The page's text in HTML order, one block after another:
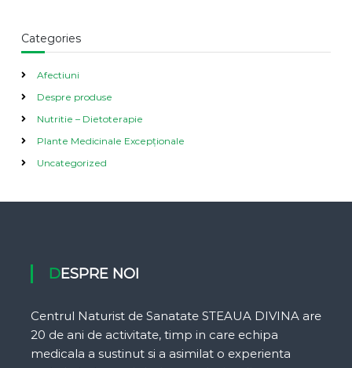
Categories
Afectiuni
Despre produse
Nutritie – Dietoterapie
Plante Medicinale Excepționale
Uncategorized
DESPRE NOI
Centrul Naturist de Sanatate STEAUA DIVINA are
20 de ani de activitate, timp in care echipa
medicala a sustinut si a asimilat o experienta